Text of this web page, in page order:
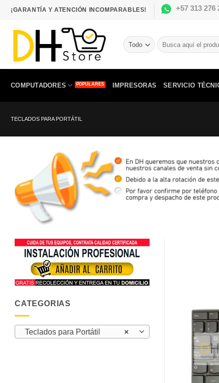
Saltar
contenido
¡GARANTÍA Y ATENCIÓN INCOMPARABLES! +57 313 276
Buscar
por:
COMPUTADORES IMPRESORAS SERVICIO
TECLADOS PARA PORTÁTIL
CATEGORIAS
×
Teclados para Portátil